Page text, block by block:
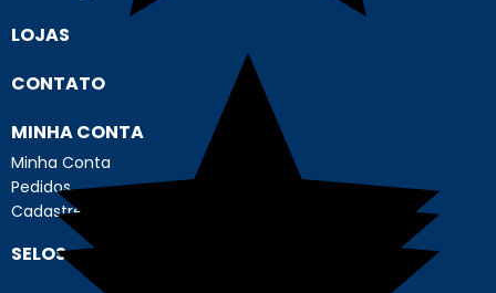
LOJAS
CONTATO
MINHA CONTA
Minha Conta
Pedidos
Cadastre-se
SELOS